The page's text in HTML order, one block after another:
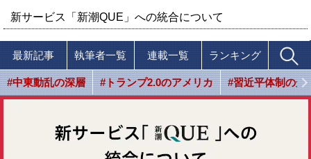
新サービス「新潮QUE」への統合について
最新記事 執筆者一覧 連載一覧 ランキング
#中東動乱の深層 #トランプ2.0のアメリカ #習近平体制の光